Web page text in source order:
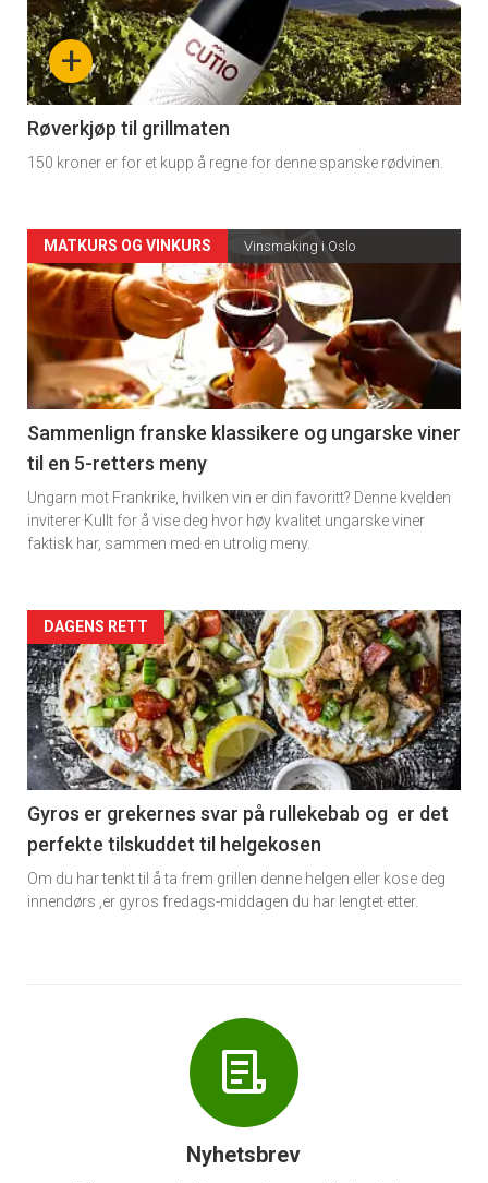
nå
-
4
+
Røverkjøp til grillmaten
150 kroner er for et kupp å regne for denne spanske rødvinen.
Forsiden
akkurat
nå
-
5
MATKURS OG VINKURS Vinsmaking i Oslo
Sammenlign franske klassikere og ungarske viner
til en 5-retters meny
Ungarn mot Frankrike, hvilken vin er din favoritt? Denne kvelden
inviterer Kullt for å vise deg hvor høy kvalitet ungarske viner
faktisk har, sammen med en utrolig meny.
Forsiden
akkurat
nå
-
6
DAGENS RETT
Gyros er grekernes svar på rullekebab og er det
perfekte tilskuddet til helgekosen
Om du har tenkt til å ta frem grillen denne helgen eller kose deg
innendørs ,er gyros fredags-middagen du har lengtet etter.
Nyhetsbrev